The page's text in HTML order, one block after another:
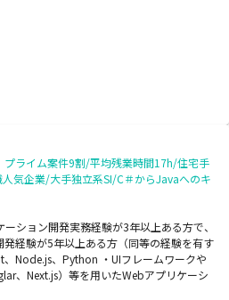
プライム案件9割/平均残業時間17h/住宅手
気企業/大手独立系SI/C＃からJavaへのキ
ション開発実務経験が3年以上ある方で、
経験が5年以上ある方（同等の経験を有す
Node.js、Python ・UIフレームワークや
、Next.js）等を用いたWebアプリケーシ